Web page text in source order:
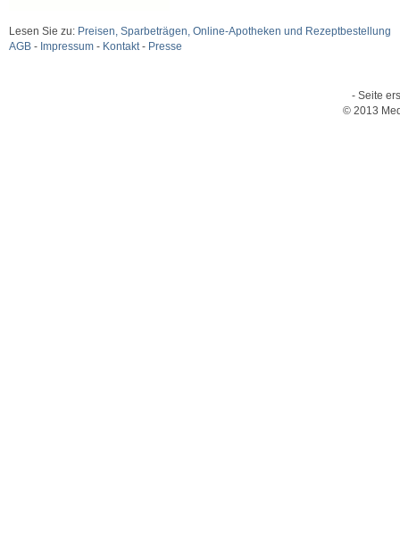
Lesen Sie zu: Preisen, Sparbeträgen, Online-Apotheken und Rezeptbestellung
AGB - Impressum - Kontakt- Presse
- Seite
© 2013